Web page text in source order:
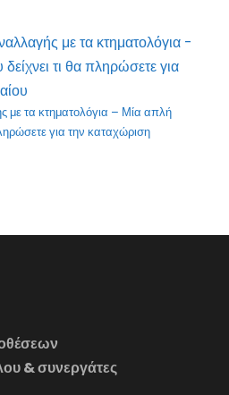
με τα κτηματολόγια – Μία απλή
για την καταχώριση
& συνεργάτες